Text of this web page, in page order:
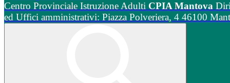
Centro Provinciale Istruzione Adulti CPIA Mantova
ed Uffici amministrativi: Piazza Polveriera, 4 46100